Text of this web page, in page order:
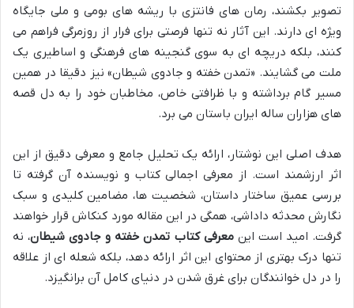
تصویر بکشند، رمان های فانتزی با ریشه های بومی و ملی جایگاه
ویژه ای دارند. این آثار نه تنها فرصتی برای فرار از روزمرگی فراهم می
کنند، بلکه دریچه ای به سوی گنجینه های فرهنگی و اساطیری یک
ملت می گشایند. «تمدن خفته و جادوی شیطان» نیز دقیقا در همین
مسیر گام برداشته و با ظرافتی خاص، مخاطبان خود را به دل قصه
های هزاران ساله ایران باستان می برد.
هدف اصلی این نوشتار، ارائه یک تحلیل جامع و معرفی دقیق از این
اثر ارزشمند است. از معرفی اجمالی کتاب و نویسنده آن گرفته تا
بررسی عمیق ساختار داستان، شخصیت ها، مضامین کلیدی و سبک
نگارش محدثه داداشی، همگی در این مقاله مورد کنکاش قرار خواهند
گرفت. امید است اینمعرفی کتاب تمدن خفته و جادوی شیطان، نه
تنها درک بهتری از محتوای این اثر ارائه دهد، بلکه شعله ای از علاقه
را در دل خوانندگان برای غرق شدن در دنیای کامل آن برانگیزد.